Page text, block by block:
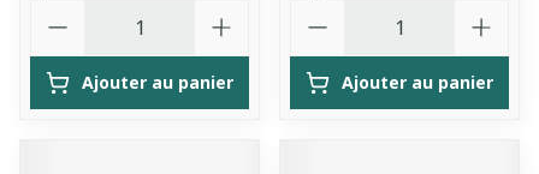
Ajouter au panier Ajouter au panier